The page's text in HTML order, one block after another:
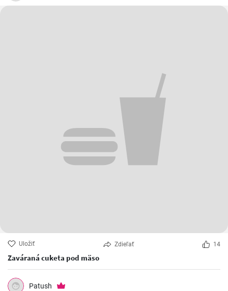
Uložiť Zdieľať 14
Zaváraná cuketa pod mäso
Patush